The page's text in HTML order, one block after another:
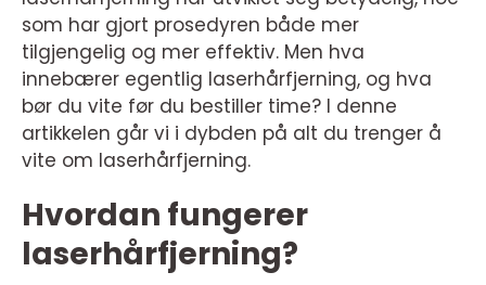
som har gjort prosedyren både mer
tilgjengelig og mer effektiv. Men hva
innebærer egentlig laserhårfjerning, og hva
bør du vite før du bestiller time? I denne
artikkelen går vi i dybden på alt du trenger å
vite om laserhårfjerning.
Hvordan fungerer
laserhårfjerning?